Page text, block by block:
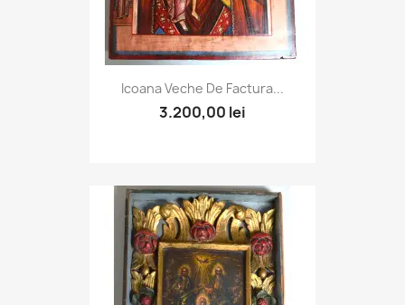
Icoana Veche De Factura...
3.200,00 lei